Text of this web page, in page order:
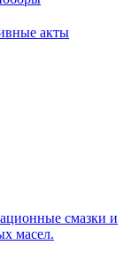
акты
смазки и
масел.